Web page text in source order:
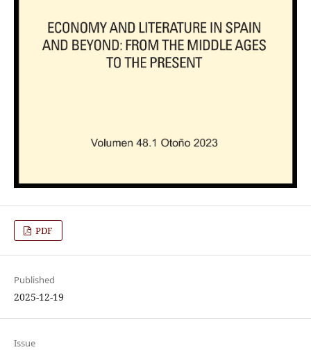
PDF
Published
2025-12-19
Issue